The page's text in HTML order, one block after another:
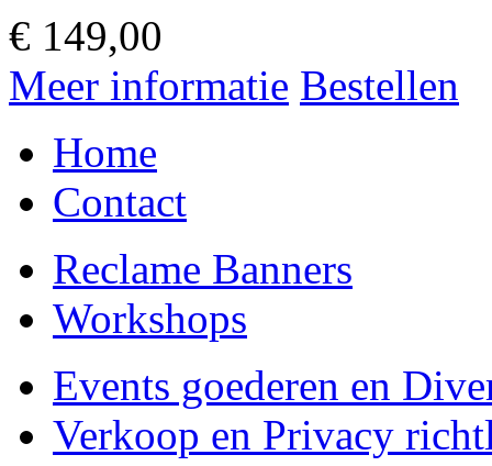
€ 149,00
Meer informatie Bestellen
Home
Contact
Reclame Banners
Workshops
Events goederen en
Verkoop en Privacy